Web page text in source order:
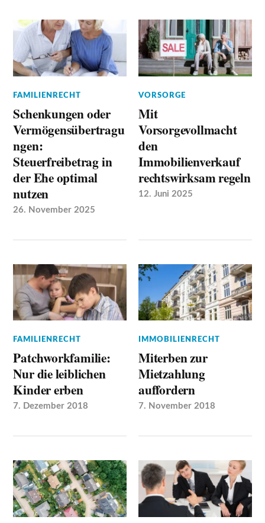
FAMILIENRECHT
Schenkungen oder
Vermögensübertragu
ngen:
Steuerfreibetrag in
der Ehe optimal
nutzen
26. November 2025
VORSORGE
Mit
Vorsorgevollmacht
den
Immobilienverkauf
rechtswirksam regeln
12. Juni 2025
FAMILIENRECHT
Patchworkfamilie:
Nur die leiblichen
Kinder erben
7. Dezember 2018
IMMOBILIENRECHT
Miterben zur
Mietzahlung
auffordern
7. November 2018